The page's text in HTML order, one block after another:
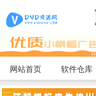
网站首页 软件仓库